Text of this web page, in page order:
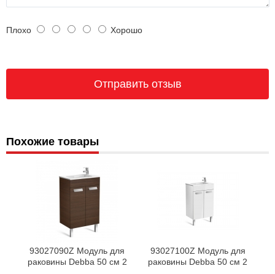
Плохо Хорошо
Похожие товары
93027090Z Модуль для
раковины Debba 50 см 2
93027100Z Модуль для
раковины Debba 50 см 2